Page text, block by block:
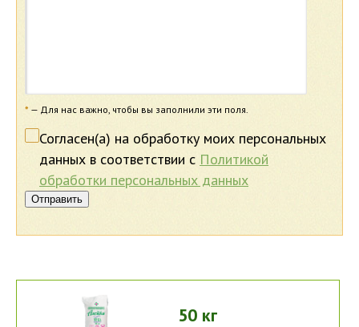
* — Для нас важно, чтобы вы заполнили эти поля.
Согласен(а) на обработку моих персональных
данных в соответствии с Политикой
обработки персональных данных
Отправить
50 кг